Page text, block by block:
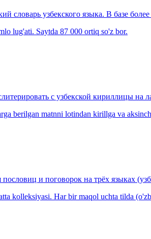
словарь узбекского языка. В базе более
lug'ati. Saytda 87 000 ortiq so'z bor.
с узбекской кириллицы на
berilgan matnni lotindan kirillga va
и поговорок на трёх языках
kolleksiyasi. Har bir maqol uchta tilda